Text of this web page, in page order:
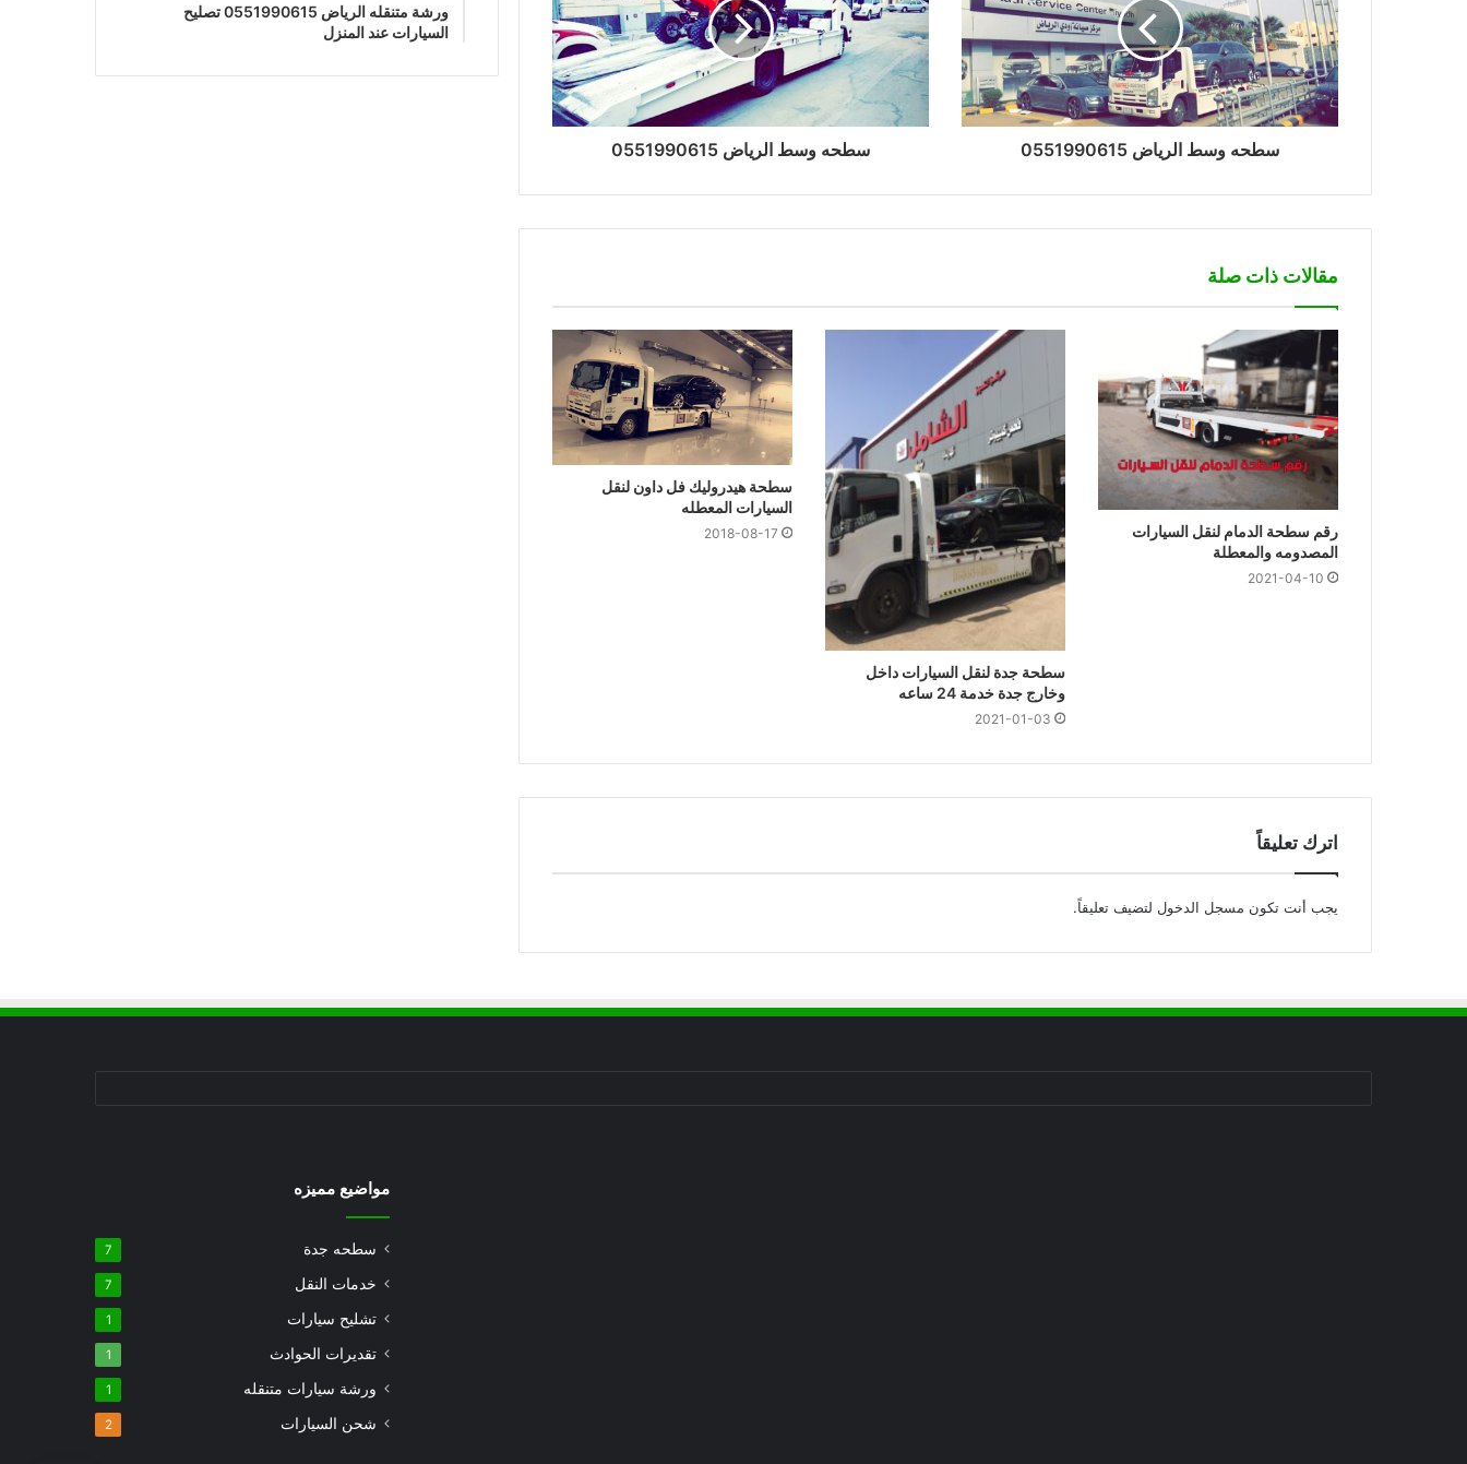
سطحه وسط الرياض 0551990615 سطحه وسط الرياض 0551990615
مقالات ذات صلة
رقم سطحة الدمام لنقل السيارات
المصدومه والمعطلة
2021-04-10
سطحة جدة لنقل السيارات داخل
وخارج جدة خدمة 24 ساعه
2021-01-03
سطحة هيدروليك فل داون لنقل
السيارات المعطله
2018-08-17
اترك تعليقاً
يجب أنت تكون مسجل الدخول لتضيف تعليقاً.
ورشة متنقله الرياض 0551990615 تصليح
السيارات عند المنزل
مواضيع مميزه
سطحه جدة 7
خدمات النقل 7
تشليح سيارات 1
تقديرات الحوادث 1
ورشة سيارات متنقله 1
شحن السيارات 2